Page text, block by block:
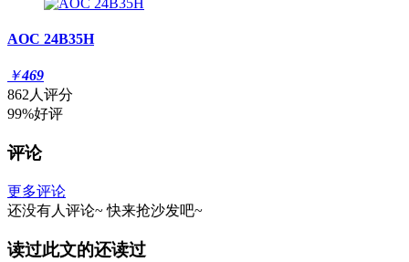
AOC 24B35H
￥469
862人评分
99%好评
评论
更多评论
还没有人评论~ 快来抢沙发吧~
读过此文的还读过